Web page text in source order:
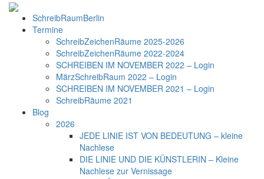
SchreibRaumBerlin
Termine
SchreibZeichenRäume 2025-2026
SchreibZeichenRäume 2022-2024
SCHREIBEN IM NOVEMBER 2022 – Login
MärzSchreibRaum 2022 – Login
SCHREIBEN IM NOVEMBER 2021 – Login
SchreibRäume 2021
Blog
2026
JEDE LINIE IST VON BEDEUTUNG – kleine
Nachlese
DIE LINIE UND DIE KÜNSTLERIN – Kleine
Nachlese zur Vernissage